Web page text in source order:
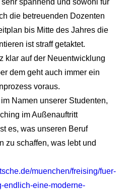
spannend und sowohl für
die betreuenden Dozenten
bis Mitte des Jahres die
ist straff getaktet.
klar auf der Neuentwicklung
dem geht auch immer ein
voraus.
Namen unserer Studenten,
im Außenauftritt
es, was unseren Beruf
zu schaffen, was lebt und
muenchen/freising/fuer-
endlich-eine-moderne-